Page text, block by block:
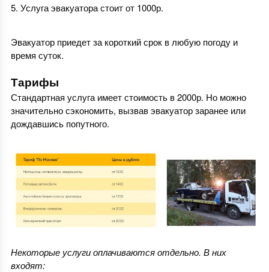
Услуга эвакуатора стоит от 1000р.
Эвакуатор приедет за короткий срок в любую погоду и
время суток.
Тарифы
Стандартная услуга имеет стоимость в 2000р. Но можно
значительно сэкономить, вызвав эвакуатор заранее или
дождавшись попутного.
Некоторые услуги оплачиваются отдельно. В них
входят: